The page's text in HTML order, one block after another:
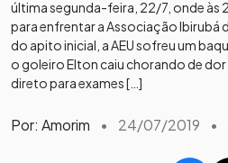
última segunda-feira, 22/7, onde às
para enfrentar a Associação Ibirubá
do apito inicial, a AEU sofreu um
o goleiro Elton caiu chorando de
direto para exames […]
Por: Amorim • 24/07/2019 •